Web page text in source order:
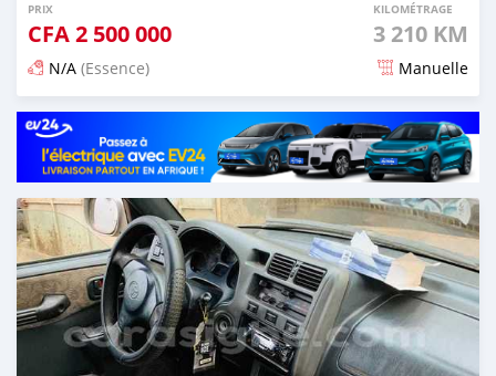
PRIX
CFA2 500 000
KILOMÉTRAGE
3 210 KM
N/A (Essence) Manuelle
Publié il y a 27 jours